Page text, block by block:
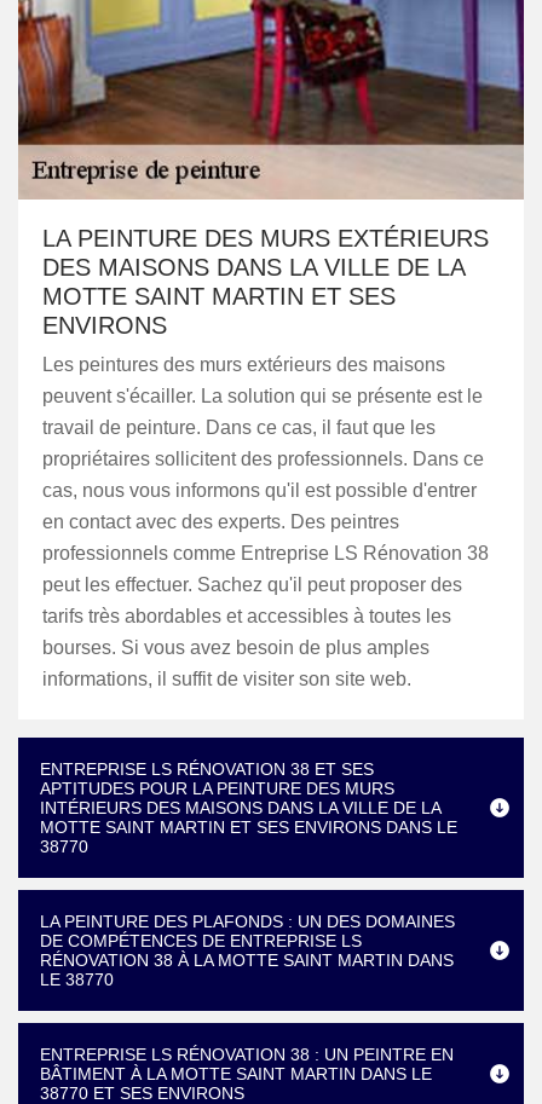
LA PEINTURE DES MURS EXTÉRIEURS
DES MAISONS DANS LA VILLE DE LA
MOTTE SAINT MARTIN ET SES
ENVIRONS
Les peintures des murs extérieurs des maisons
peuvent s'écailler. La solution qui se présente est le
travail de peinture. Dans ce cas, il faut que les
propriétaires sollicitent des professionnels. Dans ce
cas, nous vous informons qu'il est possible d'entrer
en contact avec des experts. Des peintres
professionnels comme Entreprise LS Rénovation 38
peut les effectuer. Sachez qu'il peut proposer des
tarifs très abordables et accessibles à toutes les
bourses. Si vous avez besoin de plus amples
informations, il suffit de visiter son site web.
ENTREPRISE LS RÉNOVATION 38 ET SES
APTITUDES POUR LA PEINTURE DES MURS
INTÉRIEURS DES MAISONS DANS LA VILLE DE LA
MOTTE SAINT MARTIN ET SES ENVIRONS DANS LE
38770
LA PEINTURE DES PLAFONDS : UN DES DOMAINES
DE COMPÉTENCES DE ENTREPRISE LS
RÉNOVATION 38 À LA MOTTE SAINT MARTIN DANS
LE 38770
ENTREPRISE LS RÉNOVATION 38 : UN PEINTRE EN
BÂTIMENT À LA MOTTE SAINT MARTIN DANS LE
38770 ET SES ENVIRONS